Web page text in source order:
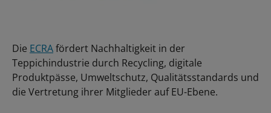
Die ECRAfördert Nachhaltigkeit in der
Teppichindustrie durch Recycling, digitale
Produktpässe, Umweltschutz, Qualitätsstandards und
die Vertretung ihrer Mitglieder auf EU-Ebene.